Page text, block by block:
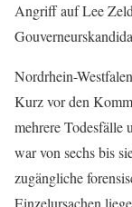
Angriff auf Lee
Nordrhein-
Kurz vor den
mehrere
war von sechs bis
zugängliche